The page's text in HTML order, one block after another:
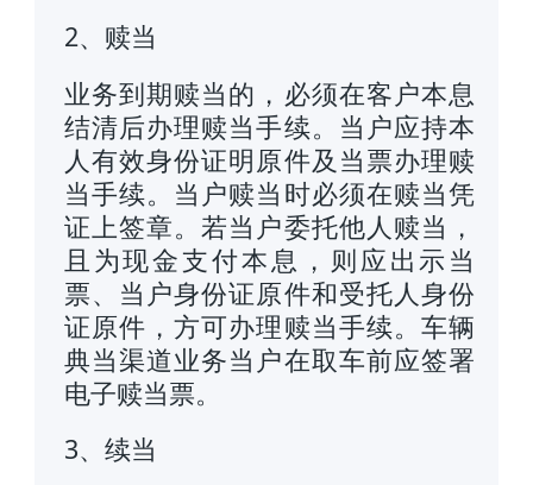
2、赎当
业务到期赎当的，必须在客户本息
结清后办理赎当手续。当户应持本
人有效身份证明原件及当票办理赎
当手续。当户赎当时必须在赎当凭
证上签章。若当户委托他人赎当，
且为现金支付本息，则应出示当
票、当户身份证原件和受托人身份
证原件，方可办理赎当手续。车辆
典当渠道业务当户在取车前应签署
电子赎当票。
3、续当